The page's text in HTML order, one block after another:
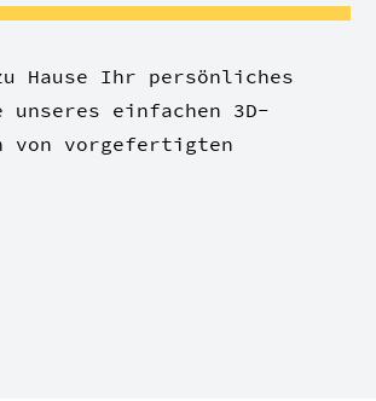
Hause Ihr persönliches
einfachen 3D-
von vorgefertigten